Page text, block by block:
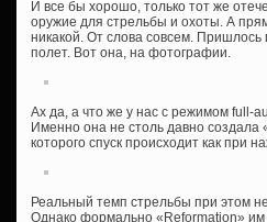
И все бы хорошо, только тот же
оружие для стрельбы и охоты. А
никакой. От слова совсем.
полет. Вот она, на фотографии.
Ах да, а что же у нас с режимом full-
Именно она не столь давно
которого спуск происходит как при
Реальный темп стрельбы при этом
Однако формально «Reformation» им